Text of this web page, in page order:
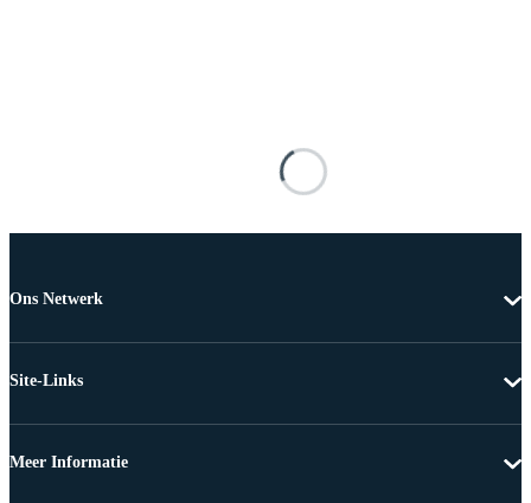
Ons Netwerk
Site-Links
Meer Informatie